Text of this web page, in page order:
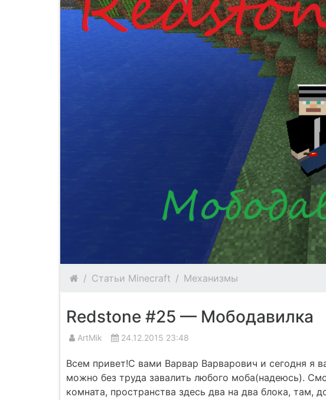
Статьи Minecraft Механизмы
Redstone #25 — Мободавилка
ArtMik 24.12.2015 23:48
Всем привет!С вами Варвар Варварович и сегодня я
можно без труда завалить любого моба(надеюсь).
комната, пространства здесь два на два блока, там,